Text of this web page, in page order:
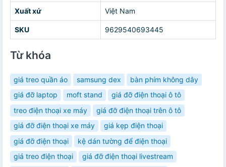
Xuất xứ Việt Nam
SKU 9629540693445
Từ khóa
giá treo quần áo samsung dex
bàn phím không dây
giá đỡ laptop
moft stand
giá đỡ điện thoại ô tô
treo điện thoại xe máy
giá đỡ điện thoại trên ô tô
giá đỡ điện thoại xe máy
giá kẹp điện thoại
giá đỡ điện thoại
kệ dán tường để điện thoại
giá treo điện thoại
giá đỡ điện thoại livestream